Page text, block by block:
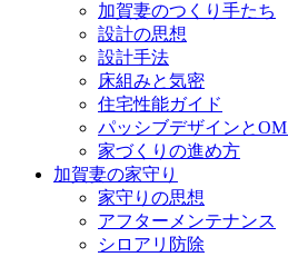
加賀妻のつくり手たち
設計の思想
設計手法
床組みと気密
住宅性能ガイド
パッシブデザインと
家づくりの進め方
加賀妻の家守り
家守りの思想
アフターメンテナンス
シロアリ防除